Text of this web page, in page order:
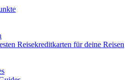
Reisekreditkarten für deine Reisen